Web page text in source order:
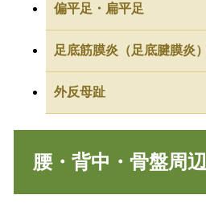
偏平足・扁平足
足底筋膜炎（足底腱膜炎）
外反母趾
腰・背中・骨盤周辺